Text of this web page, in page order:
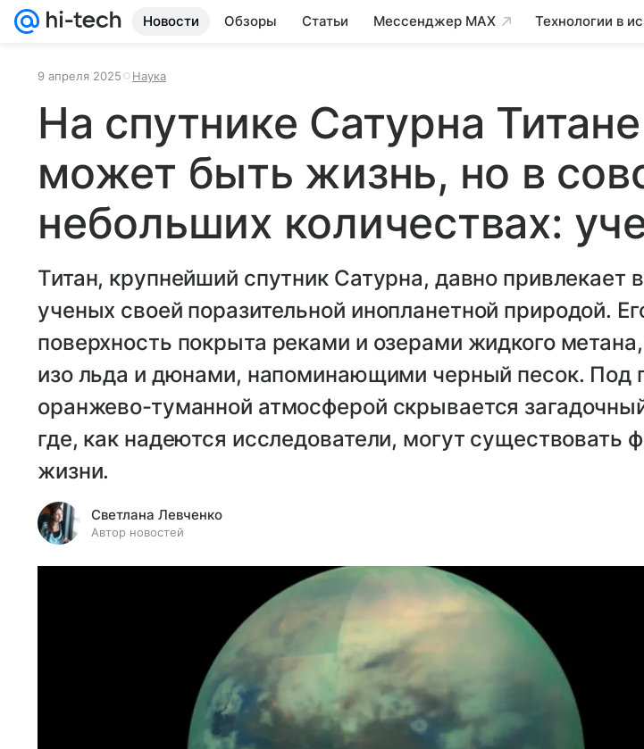
Новости Обзоры Статьи Мессенджер MAX Технологии в
9 апреля 2025 Наука
На спутнике Сатурна Титане
может быть жизнь, но в
небольших количествах:
Титан, крупнейший спутник Сатурна, давно привлекает
ученых своей поразительной инопланетной природой.
поверхность покрыта реками и озерами жидкого
изо льда и дюнами, напоминающими черный песок. Под
оранжево-туманной атмосферой скрывается
где, как надеются исследователи, могут существовать
жизни.
Светлана Левченко
Автор новостей